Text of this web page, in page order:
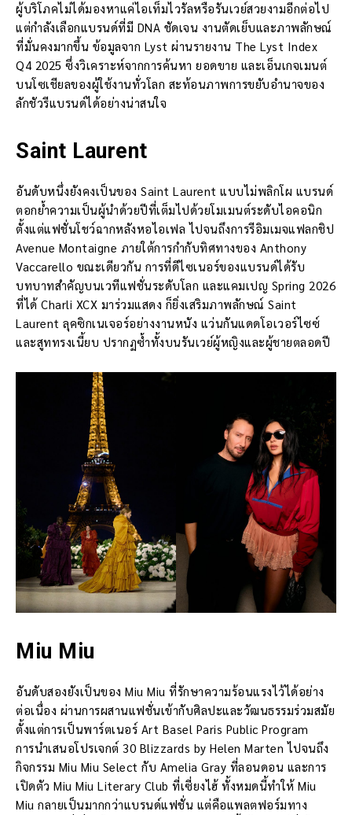
ผู้บริโภคไม่ได้มองหาแค่ไอเท็มไวรัลหรือรันเวย์สวยงามอีกต่อไป
แต่กำลังเลือกแบรนด์ที่มี DNA ชัดเจน งานตัดเย็บและภาพลักษณ์
ที่มั่นคงมากขึ้น ข้อมูลจาก Lyst ผ่านรายงาน The Lyst Index
Q4 2025 ซึ่งวิเคราะห์จากการค้นหา ยอดขาย และเอ็นเกจเมนต์
บนโซเชียลของผู้ใช้งานทั่วโลก สะท้อนภาพการขยับอำนาจของ
ลักชัวรีแบรนด์ได้อย่างน่าสนใจ
Saint Laurent
อันดับหนึ่งยังคงเป็นของ Saint Laurent แบบไม่พลิกโผ แบรนด์
ตอกย้ำความเป็นผู้นำด้วยปีที่เต็มไปด้วยโมเมนต์ระดับไอคอนิก
ตั้งแต่แฟชั่นโชว์ฉากหลังหอไอเฟล ไปจนถึงการรีอิมเมจแฟลกชิป
Avenue Montaigne ภายใต้การกำกับทิศทางของ Anthony
Vaccarello ขณะเดียวกัน การที่ดีไซเนอร์ของแบรนด์ได้รับ
บทบาทสำคัญบนเวทีแฟชั่นระดับโลก และแคมเปญ Spring 2026
ที่ได้ Charli XCX มาร่วมแสดง ก็ยิ่งเสริมภาพลักษณ์ Saint
Laurent ลุคซิกเนเจอร์อย่างงานหนัง แว่นกันแดดโอเวอร์ไซซ์
และสูททรงเนี้ยบ ปรากฏซ้ำทั้งบนรันเวย์ผู้หญิงและผู้ชายตลอดปี
Miu Miu
อันดับสองยังเป็นของ Miu Miu ที่รักษาความร้อนแรงไว้ได้อย่าง
ต่อเนื่อง ผ่านการผสานแฟชั่นเข้ากับศิลปะและวัฒนธรรมร่วมสมัย
ตั้งแต่การเป็นพาร์ตเนอร์ Art Basel Paris Public Program
การนำเสนอโปรเจกต์ 30 Blizzards by Helen Marten ไปจนถึง
กิจกรรม Miu Miu Select กับ Amelia Gray ที่ลอนดอน และการ
เปิดตัว Miu Miu Literary Club ที่เซี่ยงไฮ้ ทั้งหมดนี้ทำให้ Miu
Miu กลายเป็นมากกว่าแบรนด์แฟชั่น แต่คือแพลตฟอร์มทาง